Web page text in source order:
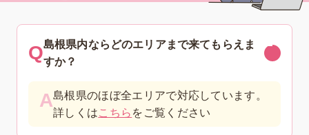
島根県内ならどのエリアまで来てもらえま
すか？
島根県のほぼ全エリアで対応しています。
詳しくはこちら をご覧ください